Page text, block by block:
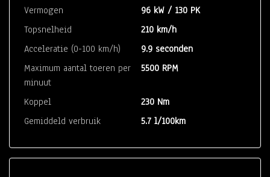
Vermogen
96 kW / 130 PK
Topsnelheid
210 km/h
Acceleratie (0-100 km/h)
9.9 seconden
Maximum aantal toeren per
minuut
5500 RPM
Koppel
230 Nm
Gemiddeld verbruik
5.7 l/100km